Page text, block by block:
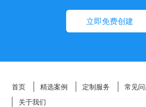
立即免费创建
首页 精选案例 定制服务 常见问
关于我们